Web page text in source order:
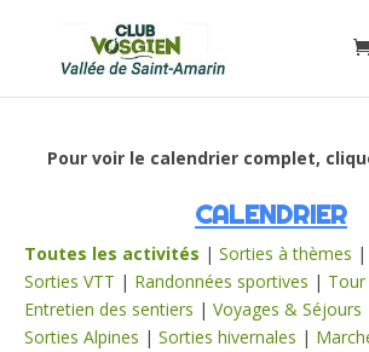
Pour voir le calendrier complet,
CALENDRIER
Toutes les activités | Sorties à thèmes |
Sorties VTT | Randonnées sportives | Tour
Entretien des sentiers | Voyages & Séjours
Sorties Alpines | Sorties hivernales |